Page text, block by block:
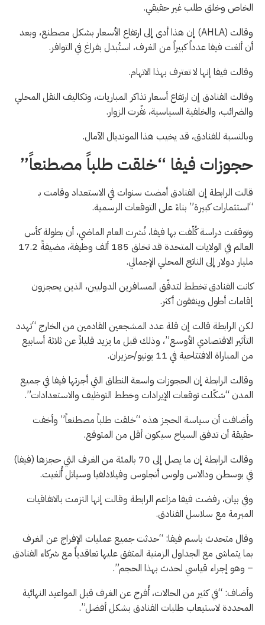
القدم
(فيفا)،
طفرة
سياحية
للولايات
لكن
هناك
مخاوف
الآن
أن
ذلك
قد
يتحقق
الخاص وخلق طلب غير حقيقي.
وقالت (AHLA) إن هذا أدى إلى ارتفاع الأسعار بشكل مصطنع، وبعد
أن ألغت فيفا عدداً كبيراً من الغرف، استُبدل بفراغ في التوافر.
وقالت فيفا إنها لا تعترف بهذا الاتهام.
وقالت الفنادق إن ارتفاع أسعار تذاكر المباريات، وتكاليف النقل المحلي
والضرائب، والخلفية السياسية، نفّرت الزوار.
وبالنسبة للفنادق، قد يخيب هذا المونديال الآمال.
حجوزات فيفا “خلقت طلباً مصطنعاً”
قالت الرابطة إن الفنادق أمضت سنوات في الاستعداد وقامت بـ
“استثمارات كبيرة” بناءً على التوقعات الرسمية.
وتوقعَت دراسة كُلّفت بها فيفا، نُشرت العام الماضي، أن بطولة كأس
العالم في الولايات المتحدة قد تخلق 185 ألف وظيفة، مضيفةً 17.2
مليار دولار إلى الناتج المحلي الإجمالي.
كانت الفنادق تخطط لتدفّق المسافرين الدوليين، الذين يحجزون
إقامات أطول وينفقون أكثر.
لكن الرابطة قالت إن قلة عدد المشجعين القادمين من الخارج “تهدد
التأثير الاقتصادي الأوسع”، وذلك قبل ما يزيد قليلاً عن ثلاثة أسابيع
من المباراة الافتتاحية في 11 يونيو/حزيران.
وقالت الرابطة إن الحجوزات واسعة النطاق التي أجرتها فيفا في جميع
المدن “شكّلت توقعات الإيرادات وخطط التوظيف والاستعدادات”.
وأضافت أن سياسة الحجز هذه “خلقت طلباً مصطنعاً” وأخفت
حقيقة أن تدفق السياح سيكون أقل من المتوقع.
وقالت الرابطة إن ما يصل إلى 70 بالمئة من الغرف التي حجزها (فيفا)
في بوسطن ودالاس ولوس أنجلوس وفيلادلفيا وسياتل أُلغيت.
وفي بيان، رفضت فيفا مزاعم الرابطة وقالت إنها التزمت بالاتفاقيات
المبرمة مع سلاسل الفنادق.
وقال متحدث باسم فيفا: “حدثت جميع عمليات الإفراج عن الغرف
بما يتماشى مع الجداول الزمنية المتفق عليها تعاقدياً مع شركاء الفنادق
– وهو إجراء قياسي لحدث بهذا الحجم”.
وأضاف: “في كثير من الحالات، أُفرج عن الغرف قبل المواعيد النهائية
المحددة لاستيعاب طلبات الفنادق بشكل أفضل”.